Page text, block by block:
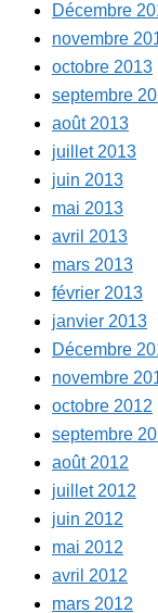
Décembre
novembre
octobre 2013
septembre
août 2013
juillet 2013
juin 2013
mai 2013
avril 2013
mars 2013
février 2013
janvier 2013
Décembre
novembre
octobre 2012
septembre
août 2012
juillet 2012
juin 2012
mai 2012
avril 2012
mars 2012